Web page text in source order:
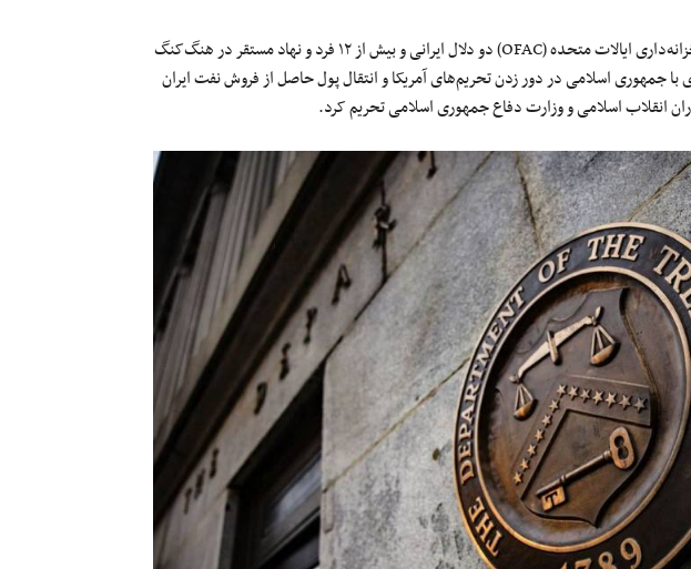
دفتر کنترل دارایی‌های خارجی وزارت خزانه‌داری ایالات متحده (OFAC) دو دلال ایرانی و بیش از ۱۲ فرد و نهاد مستقر در هنگ‌کنگ
با جمهوری اسلامی در دور زدن تحریم‌های آمریکا و انتقال پول حاصل از فروش نفت ایران
انقلاب اسلامی و وزارت دفاع جمهوری اسلامی تحریم کرد.